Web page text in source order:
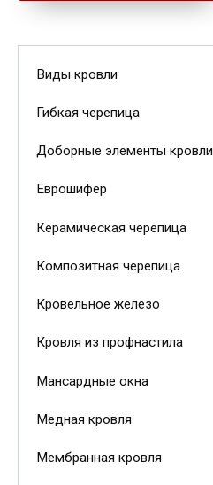
Виды кровли
Гибкая черепица
Доборные элементы кровли
Еврошифер
Керамическая черепица
Композитная черепица
Кровельное железо
Кровля из профнастила
Мансардные окна
Медная кровля
Мембранная кровля